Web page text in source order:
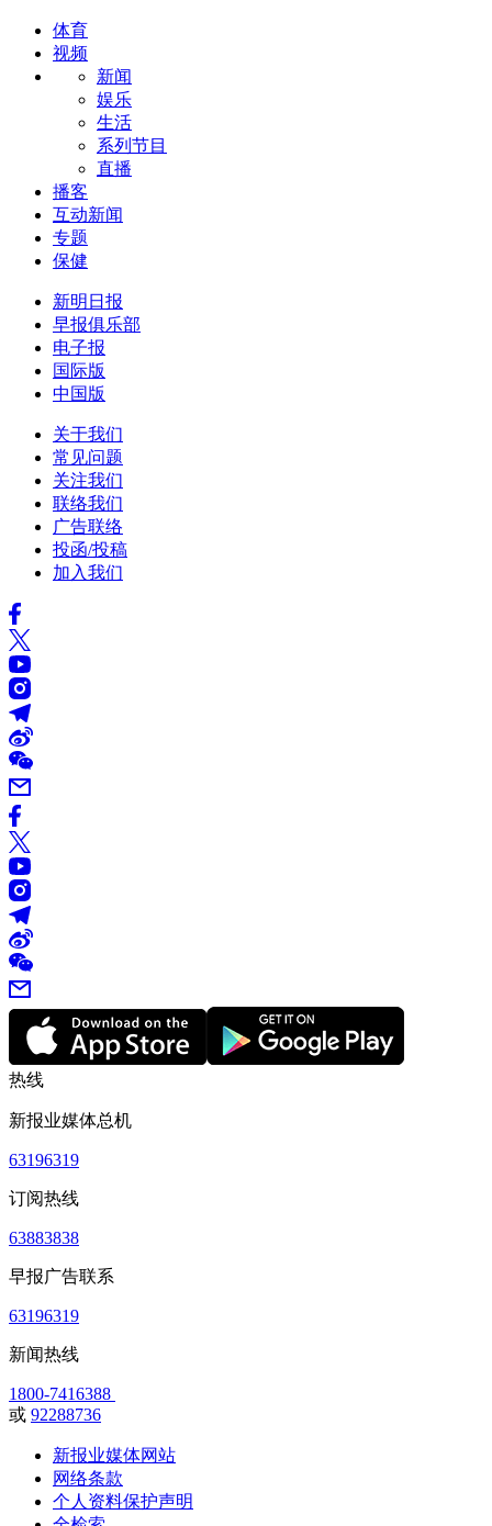
体育
视频
新闻
娱乐
生活
系列节目
直播
播客
互动新闻
专题
保健
新明日报
早报俱乐部
电子报
国际版
中国版
关于我们
常见问题
关注我们
联络我们
广告联络
投函/投稿
加入我们
热线
新报业媒体总机
63196319
订阅热线
63883838
早报广告联系
63196319
新闻热线
1800-7416388
或 92288736
新报业媒体网站
网络条款
个人资料保护声明